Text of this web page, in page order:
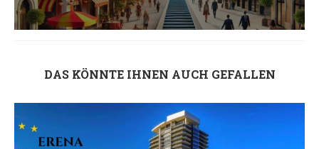
DAS KÖNNTE IHNEN AUCH GEFALLEN